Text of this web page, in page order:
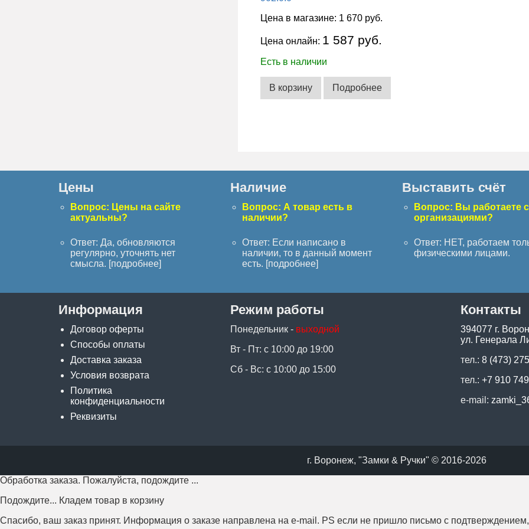
Цена в магазине: 1 670 руб.
Цена онлайн: 1 587 руб.
Есть в наличии
В корзину Подробнее
Цены
Вопрос: Цены на сайте
актуальны?
Ответ: Да, обновляются
регулярно, уточнять нет
смысла. [подробнее]
Наличие
Вопрос: А товар есть в
наличии?
Ответ: Если написано в
наличии, то в данный момент
есть. [подробнее]
Выставить счёт
Вопрос: Вы работаете с
организациями?
Ответ: НЕТ, работаем
физическими лицами.
Информация
Договор оферты
Способы оплаты
Доставка заказа
Условия возврата
Политика
конфиденциальности
Реквизиты
Режим работы
Понедельник - выходной
Вт - Пт: с 10:00 до 19:00
Сб - Вс: с 10:00 до 15:00
Контакты
394077 г.
ул. Генерала
тел.: 8 (473)
тел.: +7 910
e-mail:
г. Воронеж, "Замки & Ручки" © 2016-2026
Обработка заказа. Пожалуйста, подождите ...
Подождите... Кладем товар в корзину
Спасибо, ваш заказ принят. Информация о заказе направлена на e-mail. PS если не пришло письмо с